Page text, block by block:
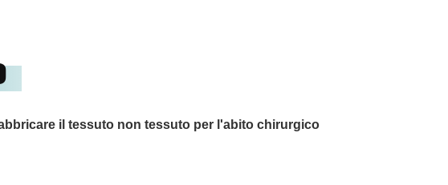
il tessuto non tessuto per l'abito chirurgico